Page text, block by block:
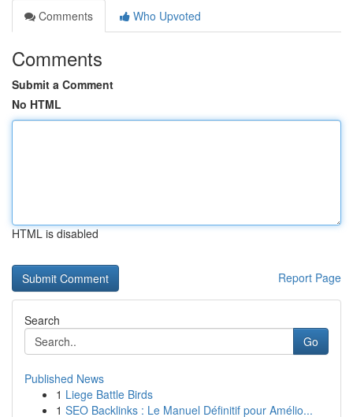
Comments
Who Upvoted
Comments
Submit a Comment
No HTML
HTML is disabled
Report Page
Search
Go
Published News
1 Liege Battle Birds
1 SEO Backlinks : Le Manuel Définitif pour Amélio...